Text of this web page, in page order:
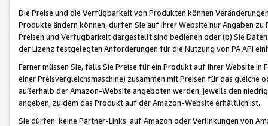
Die Preise und die Verfügbarkeit von Produkten können
Produkte ändern können, dürfen Sie auf Ihrer Website nur Angaben
Preisen und Verfügbarkeit dargestellt sind bedienen oder (b) Sie
der Lizenz festgelegten Anforderungen für die Nutzung von PA API
Ferner müssen Sie, falls Sie Preise für ein Produkt auf Ihrer Website
einer Preisvergleichsmaschine) zusammen mit Preisen für das
außerhalb der Amazon-Website angeboten werden, jeweils den
angeben, zu dem das Produkt auf der Amazon-Website erhältlich ist.
Sie dürfen keine Partner-Links auf Amazon oder Verlinkungen von